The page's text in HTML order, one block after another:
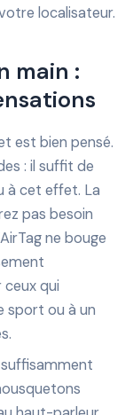
localisateur.
main :
est bien pensé.
: il suffit de
à cet effet. La
pas besoin
ne bouge
ceux qui
sport ou à un
suffisamment